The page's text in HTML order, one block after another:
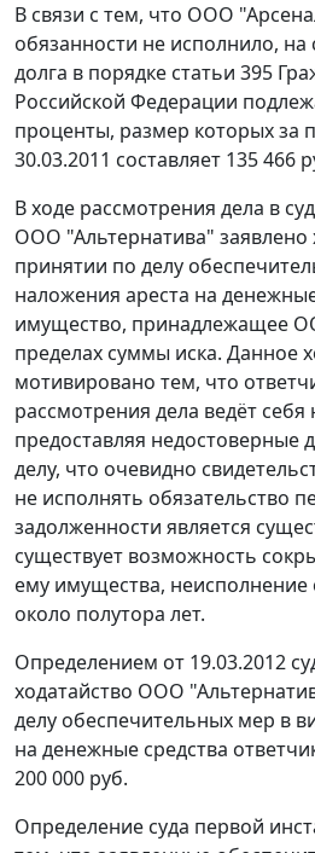
В связи с тем, что ООО
обязанности не исполнило, на
долга в порядке статьи 395
Российской Федерации
проценты, размер которых за
30.03.2011 составляет 135 466
В ходе рассмотрения дела в
ООО "Альтернатива" заявлено
принятии по делу
наложения ареста на
имущество, принадлежащее
пределах суммы иска. Данное
мотивировано тем, что
рассмотрения дела ведёт
предоставляя недостоверные
делу, что очевидно
не исполнять обязательство
задолженности является
существует возможность
ему имущества, неисполнение
около полутора лет.
Определением от 19.03.2012
ходатайство ООО
делу обеспечительных мер в
на денежные средства
200 000 руб.
Определение суда первой